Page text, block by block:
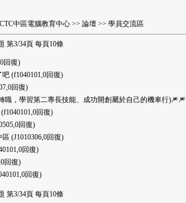
中區電腦教育中心 >> 論壇 >> 學員交流區
第3/34頁 每頁10條
回復)
吧 (f1040101,0回復)
回復)
職，學習第二專長技能、成功開創屬於自己的機車行)🎆🎆
(f1040101,0回復)
回復)
區 (J1010306,0回復)
回復)
回復)
回復)
第3/34頁 每頁10條